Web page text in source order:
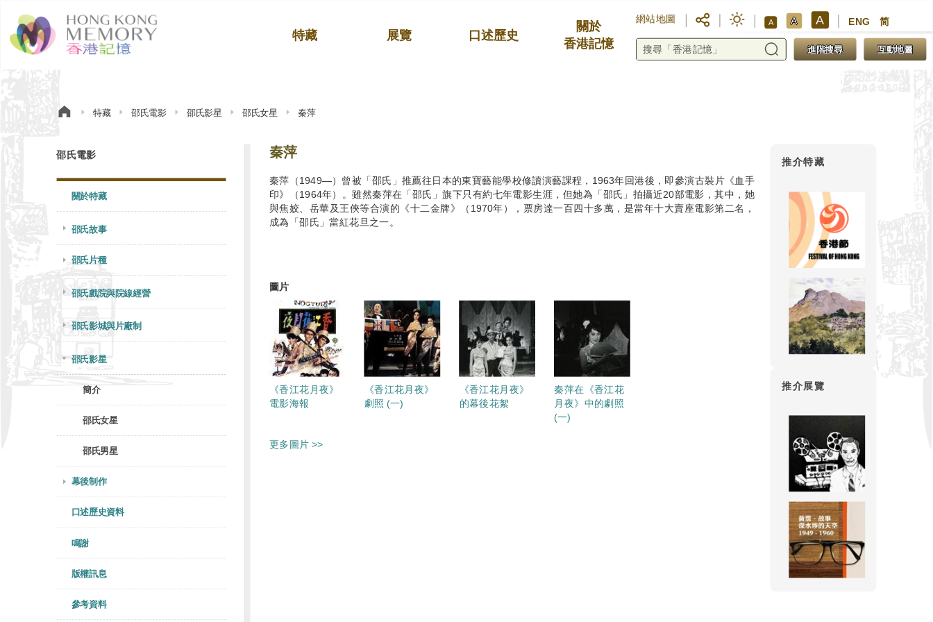
特藏 展覽 口述歷史
關於
香港記憶
網站地圖 A A A ENG 简
進階搜尋 互動地圖
特藏 邵氏電影 邵氏影星 邵氏女星 秦萍
邵氏電影
關於特藏
邵氏故事
邵氏片種
邵氏戲院與院線經營
邵氏影城與片廠制
邵氏影星
簡介
邵氏女星
邵氏男星
幕後制作
口述歷史資料
鳴謝
版權訊息
參考資料
秦萍
秦萍（1949—）曾被「邵氏」推薦往日本的東寶藝能學校修讀演藝課程，1963年回港後，即參演古裝片《血手
印》（1964年）。雖然秦萍在「邵氏」旗下只有約七年電影生涯，但她為「邵氏」拍攝近20部電影，其中，她
與焦姣、岳華及王俠等合演的《十二金牌》（1970年），票房達一百四十多萬，是當年十大賣座電影第二名，
成為「邵氏」當紅花旦之一。
圖片
《香江花月夜》
電影海報
《香江花月夜》
劇照 (一)
《香江花月夜》
的幕後花絮
秦萍在《香江花
月夜》中的劇照
(一)
更多圖片 >>
推介特藏
推介展覽